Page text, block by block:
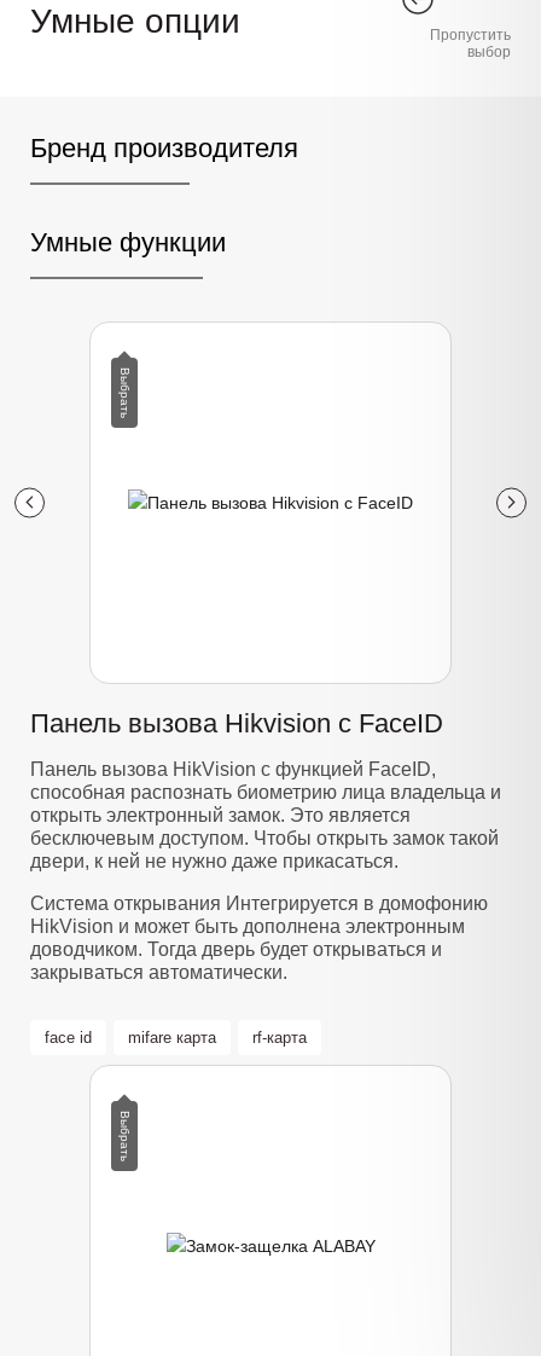
Умные опции
Пропустить
выбор
Бренд производителя
Умные функции
Панель вызова Hikvision с FaceID
Панель вызова HikVision с функцией FaceID,
способная распознать биометрию лица владельца и
открыть электронный замок. Это является
бесключевым доступом. Чтобы открыть замок такой
двери, к ней не нужно даже прикасаться.
Система открывания Интегрируется в домофонию
HikVision и может быть дополнена электронным
доводчиком. Тогда дверь будет открываться и
закрываться автоматически.
face id mifare карта rf-карта